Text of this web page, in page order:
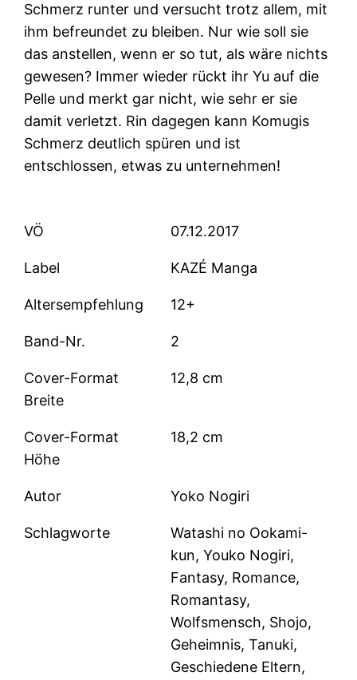
Schmerz runter und versucht trotz allem, mit
ihm befreundet zu bleiben. Nur wie soll sie
das anstellen, wenn er so tut, als wäre nichts
gewesen? Immer wieder rückt ihr Yu auf die
Pelle und merkt gar nicht, wie sehr er sie
damit verletzt. Rin dagegen kann Komugis
Schmerz deutlich spüren und ist
entschlossen, etwas zu unternehmen!
VÖ 07.12.2017
Label KAZÉ Manga
Altersempfehlung 12+
Band-Nr. 2
Cover-Format
Breite
12,8 cm
Cover-Format
Höhe
18,2 cm
Autor Yoko Nogiri
Schlagworte
Watashi no Ookami-
kun, Youko Nogiri,
Fantasy, Romance,
Romantasy,
Wolfsmensch, Shojo,
Geheimnis, Tanuki,
Geschiedene Eltern,